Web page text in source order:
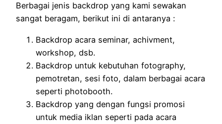
Berbagai jenis backdrop yang kami sewakan
sangat beragam, berikut ini di antaranya :
Backdrop acara seminar, achivment,
workshop, dsb.
Backdrop untuk kebutuhan fotography,
pemotretan, sesi foto, dalam berbagai acara
seperti photobooth.
Backdrop yang dengan fungsi promosi
untuk media iklan seperti pada acara